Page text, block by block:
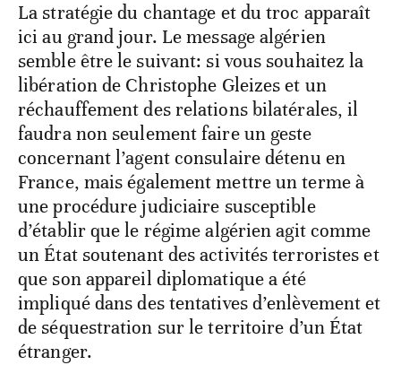
La stratégie du chantage et du troc apparaît
ici au grand jour. Le message algérien
semble être le suivant: si vous souhaitez la
libération de Christophe Gleizes et un
réchauffement des relations bilatérales, il
faudra non seulement faire un geste
concernant l’agent consulaire détenu en
France, mais également mettre un terme à
une procédure judiciaire susceptible
d’établir que le régime algérien agit comme
un État soutenant des activités terroristes et
que son appareil diplomatique a été
impliqué dans des tentatives d’enlèvement et
de séquestration sur le territoire d’un État
étranger.